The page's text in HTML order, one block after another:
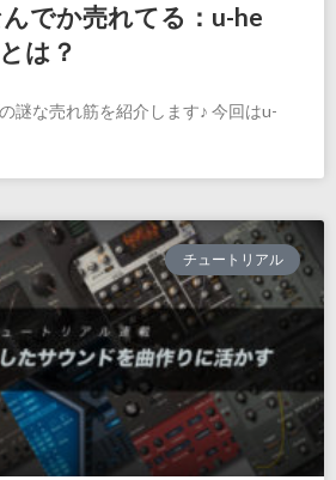
んでか売れてる：u-he
は？
謎な売れ筋を紹介します♪ 今回はu-
チュートリアル